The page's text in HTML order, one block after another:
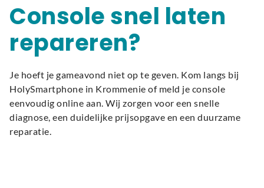
Console snel laten
repareren?
Je hoeft je gameavond niet op te geven. Kom langs bij
HolySmartphone in Krommenie of meld je console
eenvoudig online aan. Wij zorgen voor een snelle
diagnose, een duidelijke prijsopgave en een duurzame
reparatie.